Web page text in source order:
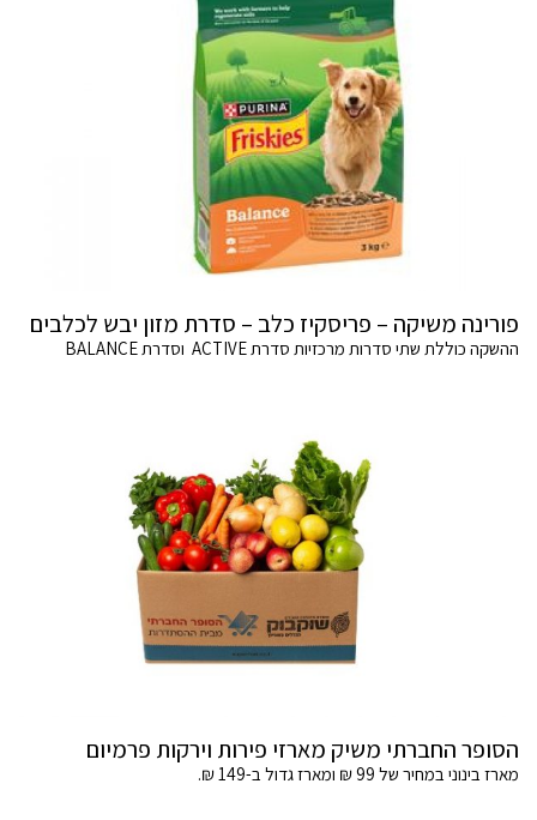
פורינה משיקה – פריסקיז כלב – סדרת מזון יבש לכלבים
ההשקה כוללת שתי סדרות מרכזיות סדרת ACTIVE וסדרת BALANCE
הסופר החברתי משיק מארזי פירות וירקות פרמיום
מארז בינוני במחיר של 99 ₪ ומארז גדול ב-149 ₪.